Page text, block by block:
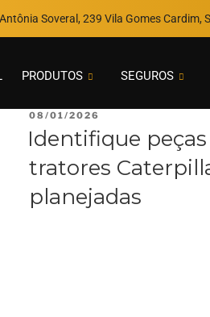
Soveral, 239 Vila Gomes Cardim,
PRODUTOS SEGUROS
08/01/2026
Identifique
tratores
planejadas